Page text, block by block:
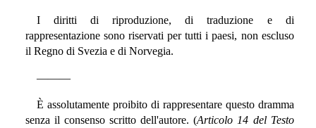
I diritti di riproduzione, di traduzione e di
rappresentazione sono riservati per tutti i paesi, non escluso
il Regno di Svezia e di Norvegia.
———
È assolutamente proibito di rappresentare questo dramma
senza il consenso scritto dell'autore. (Articolo 14 del Testo